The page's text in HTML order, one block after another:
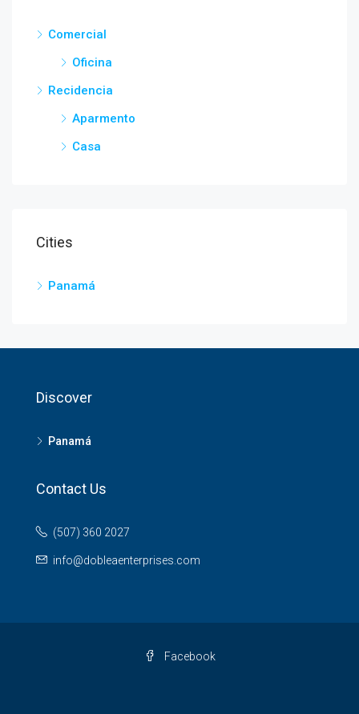
Comercial
Oficina
Recidencia
Aparmento
Casa
Cities
Panamá
Discover
Panamá
Contact Us
(507) 360 2027
info@dobleaenterprises.com
Facebook